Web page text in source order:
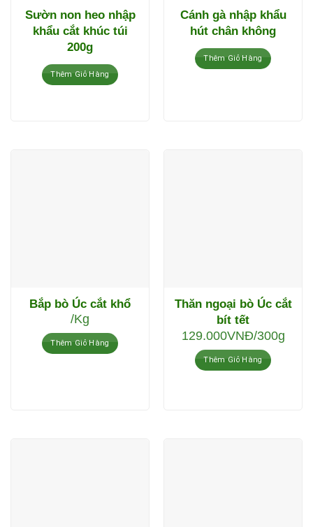
Sườn non heo nhập
khẩu cắt khúc túi
200g
Thêm Giỏ Hàng
Cánh gà nhập khẩu
hút chân không
Thêm Giỏ Hàng
Bắp bò Úc cắt khổ
/Kg
Thêm Giỏ Hàng
Thăn ngoại bò Úc cắt
bít tết
129.000VNĐ/300g
Thêm Giỏ Hàng